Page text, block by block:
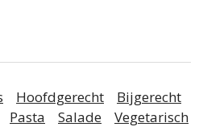
Hoofdgerecht
Bijgerecht
Pasta Salade Vegetarisch